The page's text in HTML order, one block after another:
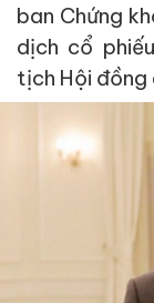
ban Chứng
dịch cổ
tịch Hội đồng